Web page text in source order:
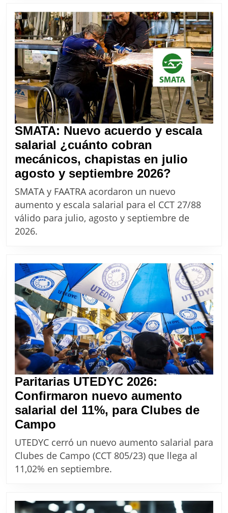
cuándo
y
cómo
se
incorporan
los
$120.000
al
básico
SMATA: Nuevo acuerdo y escala
salarial ¿cuánto cobran
mecánicos, chapistas en julio
agosto y septiembre 2026?
Nuevo
acuerdo
y
cobran
chapistas
en
julio
agosto
y
SMATA y FAATRA acordaron un nuevo
aumento y escala salarial para el CCT 27/88
válido para julio, agosto y septiembre de
2026.
Paritarias UTEDYC 2026:
Confirmaron nuevo aumento
salarial del 11%, para Clubes de
Campo
UTEDYC
2026:
Confirmaron
salarial
UTEDYC cerró un nuevo aumento salarial para
Clubes de Campo (CCT 805/23) que llega al
11,02% en septiembre.